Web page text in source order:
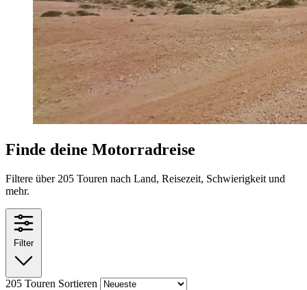
Finde deine Motorradreise
Filtere über 205 Touren nach Land, Reisezeit, Schwierigkeit und
mehr.
Filter
205 Touren Sortieren